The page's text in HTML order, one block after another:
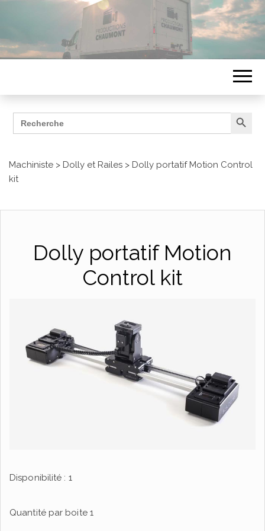
ÉQUIPEMENTS
Search
for:
Search Button
Machiniste > Dolly et Railes > Dolly portatif Motion Control
kit
Dolly portatif Motion
Control kit
Disponibilité : 1
Quantité par boite1